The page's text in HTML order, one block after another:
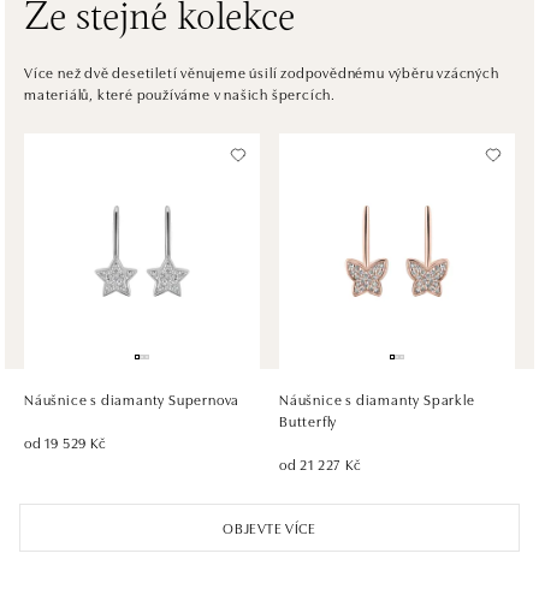
ALOve OC Eurovea, Bratislava
Pribinova 8, 811 09 Bratislava
tel.: +421917090467
Ivanská cesta 16, 821 04 Bratislava
dnes otevřeno od 10:00
Pribinova 8, 811 09 Bratislava
dnes otevřeno od 10:00
Ze stejné kolekce
Více než dvě desetiletí věnujeme úsilí zodpovědnému výběru vzácných
materiálů, které používáme v našich špercích.
OBJEVTE VÍCE
Náušnice s diamanty Supernova
od 19 529 Kč
Náušnice s diamanty Sparkle
Butterfly
od 21 227 Kč